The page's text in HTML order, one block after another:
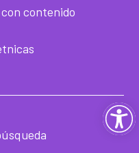
contenido